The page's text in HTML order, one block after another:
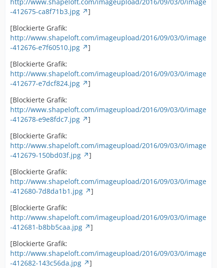
-412675-ca8f71b3.jpg
]
[Blockierte Grafik:
http://www.shapeloft.com/imageupload/2016/09/03/0/image
-412676-e7f60510.jpg
]
[Blockierte Grafik:
http://www.shapeloft.com/imageupload/2016/09/03/0/image
-412677-e7dcf824.jpg
]
[Blockierte Grafik:
http://www.shapeloft.com/imageupload/2016/09/03/0/image
-412678-e9e8fdc7.jpg
]
[Blockierte Grafik:
http://www.shapeloft.com/imageupload/2016/09/03/0/image
-412679-150bd03f.jpg
]
[Blockierte Grafik:
http://www.shapeloft.com/imageupload/2016/09/03/0/image
-412680-7d8da1b1.jpg
]
[Blockierte Grafik:
http://www.shapeloft.com/imageupload/2016/09/03/0/image
-412681-b8bb5caa.jpg
]
[Blockierte Grafik:
http://www.shapeloft.com/imageupload/2016/09/03/0/image
-412682-143c56da.jpg
]